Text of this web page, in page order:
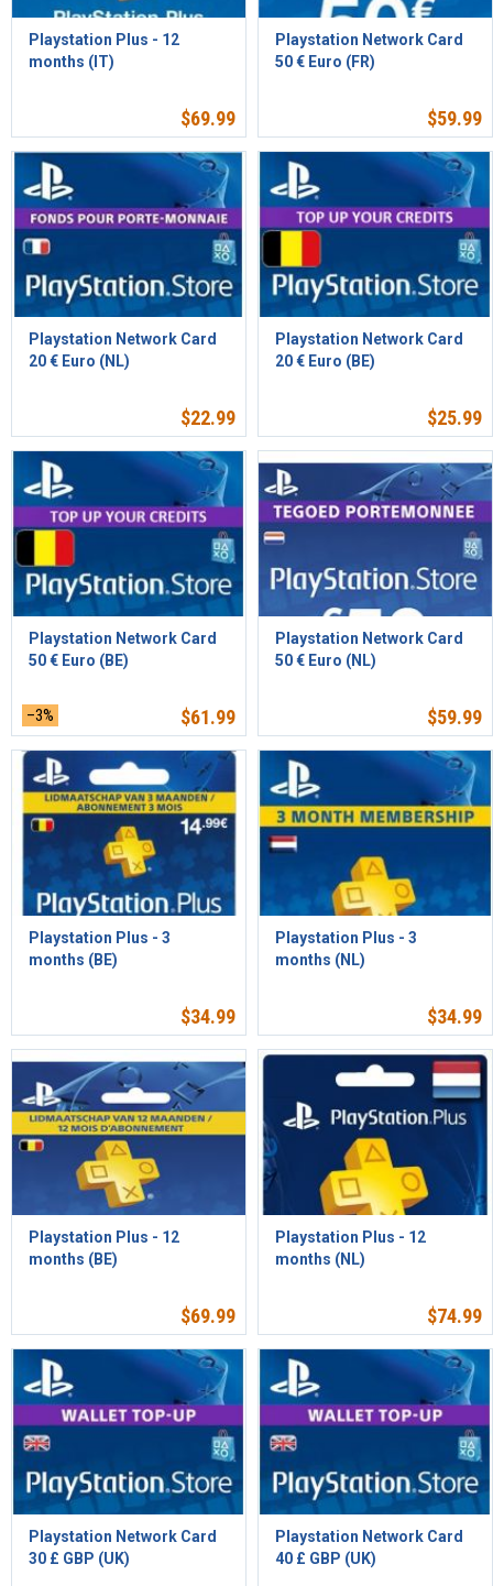
Playstation Plus - 12
months (IT)
$69.99
Playstation Network Card
50 € Euro (FR)
$59.99
Playstation Network Card
20 € Euro (NL)
$22.99
Playstation Network Card
20 € Euro (BE)
$25.99
Playstation Network Card
50 € Euro (BE)
–3% $61.99
Playstation Network Card
50 € Euro (NL)
$59.99
Playstation Plus - 3
months (BE)
$34.99
Playstation Plus - 3
months (NL)
$34.99
Playstation Plus - 12
months (BE)
$69.99
Playstation Plus - 12
months (NL)
$74.99
Playstation Network Card
30 £ GBP (UK)
Playstation Network Card
40 £ GBP (UK)